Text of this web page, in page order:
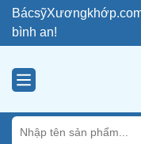
bình an!